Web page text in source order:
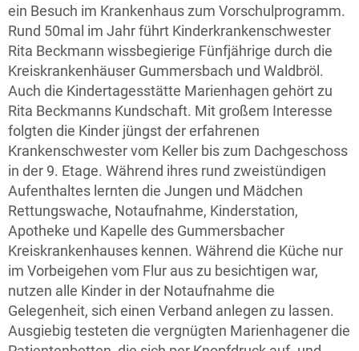
ein Besuch im Krankenhaus zum Vorschulprogramm.
Rund 50mal im Jahr führt Kinderkrankenschwester
Rita Beckmann wissbegierige Fünfjährige durch die
Kreiskrankenhäuser Gummersbach und Waldbröl.
Auch die Kindertagesstätte Marienhagen gehört zu
Rita Beckmanns Kundschaft. Mit großem Interesse
folgten die Kinder jüngst der erfahrenen
Krankenschwester vom Keller bis zum Dachgeschoss
in der 9. Etage. Während ihres rund zweistündigen
Aufenthaltes lernten die Jungen und Mädchen
Rettungswache, Notaufnahme, Kinderstation,
Apotheke und Kapelle des Gummersbacher
Kreiskrankenhauses kennen. Während die Küche nur
im Vorbeigehen vom Flur aus zu besichtigen war,
nutzen alle Kinder in der Notaufnahme die
Gelegenheit, sich einen Verband anlegen zu lassen.
Ausgiebig testeten die vergnügten Marienhagener die